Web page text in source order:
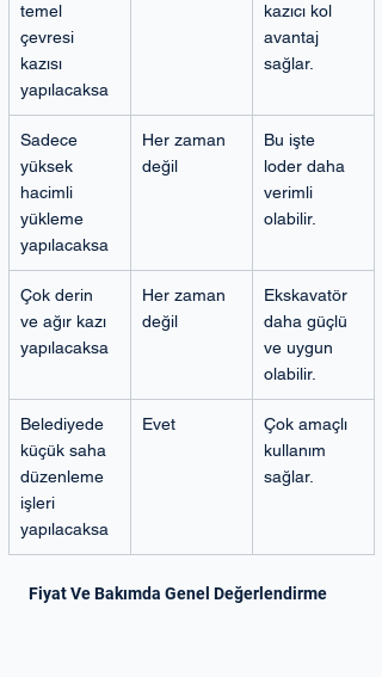
temel
çevresi
kazısı
yapılacaksa
kazıcı kol
avantaj
sağlar.
Sadece
yüksek
hacimli
yükleme
yapılacaksa
Her zaman
değil
Bu işte
loder daha
verimli
olabilir.
Çok derin
ve ağır kazı
yapılacaksa
Her zaman
değil
Ekskavatör
daha güçlü
ve uygun
olabilir.
Belediyede
küçük saha
düzenleme
işleri
yapılacaksa
Evet
Çok amaçlı
kullanım
sağlar.
Fiyat Ve Bakımda Genel Değerlendirme